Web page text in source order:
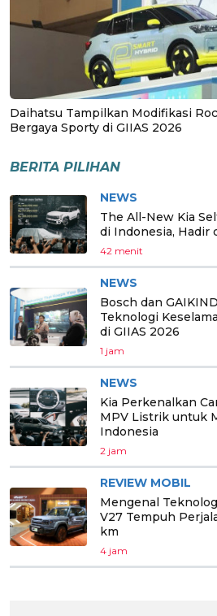
Daihatsu Tampilkan Modifikasi
Bergaya Sporty di GIIAS 2026
BERITA PILIHAN
NEWS
The All-New Kia
di Indonesia, Hadir
42 menit
NEWS
Bosch dan
Teknologi
di GIIAS 2026
1 jam
NEWS
Kia Perkenalkan
MPV Listrik untuk
Indonesia
2 jam
REVIEW MOBIL
Mengenal
V27 Tempuh
km
4 jam